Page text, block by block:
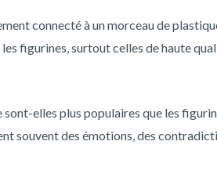
connecté à un morceau de
figurines, surtout celles de haute
elles plus populaires que les
souvent des émotions, des